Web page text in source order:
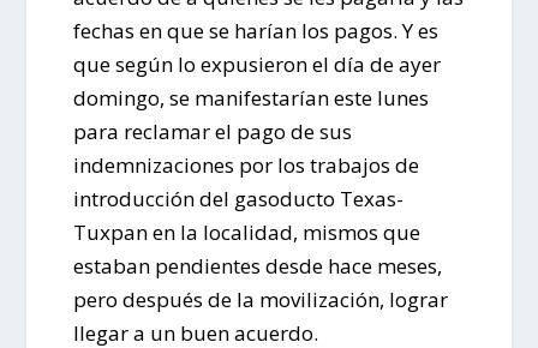
fechas en que se harían los pagos. Y es
que según lo expusieron el día de ayer
domingo, se manifestarían este lunes
para reclamar el pago de sus
indemnizaciones por los trabajos de
introducción del gasoducto Texas-
Tuxpan en la localidad, mismos que
estaban pendientes desde hace meses,
pero después de la movilización, lograr
llegar a un buen acuerdo.